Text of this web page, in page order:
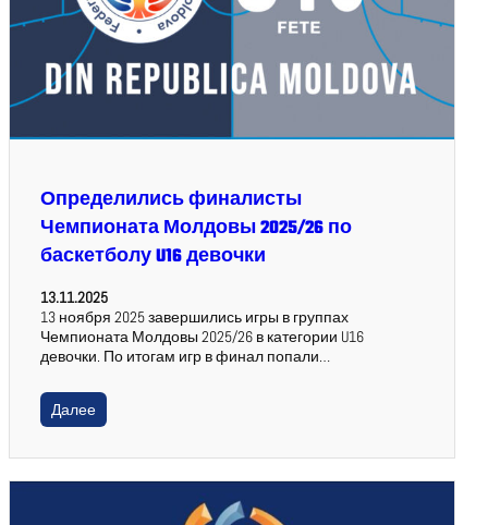
Определились финалисты
Чемпионата Молдовы 2025/26 по
баскетболу U16 девочки
13.11.2025
13 ноября 2025 завершились игры в группах
Чемпионата Молдовы 2025/26 в категории U16
девочки. По итогам игр в финал попали…
Далее